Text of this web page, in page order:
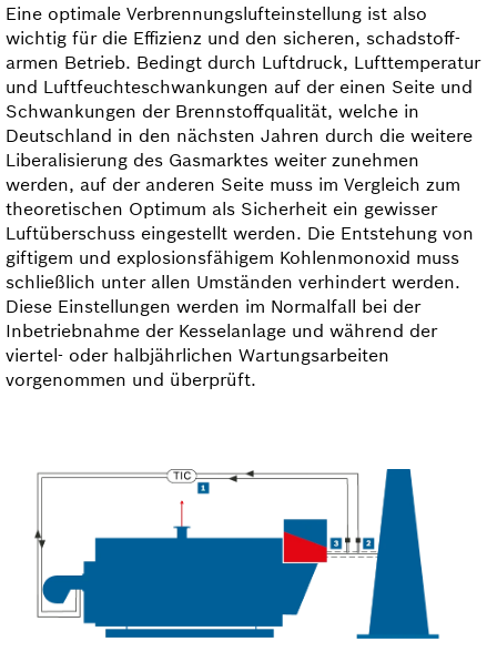
Eine optimale Verbrennungs­luft­einstellung ist also
wichtig für die Effizienz und den sicheren, schad­stoff­
armen Betrieb. Bedingt durch Luftdruck, Lufttemperatur
und Luftfeuchte­schwankungen auf der einen Seite und
Schwankungen der Brennstoffqualität, welche in
Deutschland in den nächsten Jahren durch die weitere
Liberalisierung des Gasmarktes weiter zunehmen
werden, auf der anderen Seite muss im Ver­gleich zum
theoretischen Optimum als Sicherheit ein gewisser
Luftüberschuss eingestellt werden. Die Entstehung von
giftigem und explosionsfähigem Kohlenmonoxid muss
schließlich unter allen Umständen verhindert werden.
Diese Einstellungen werden im Normalfall bei der
Inbetriebnahme der Kesselanlage und während der
viertel- oder halbjährlichen Wartungsarbeiten
vorgenommen und überprüft.